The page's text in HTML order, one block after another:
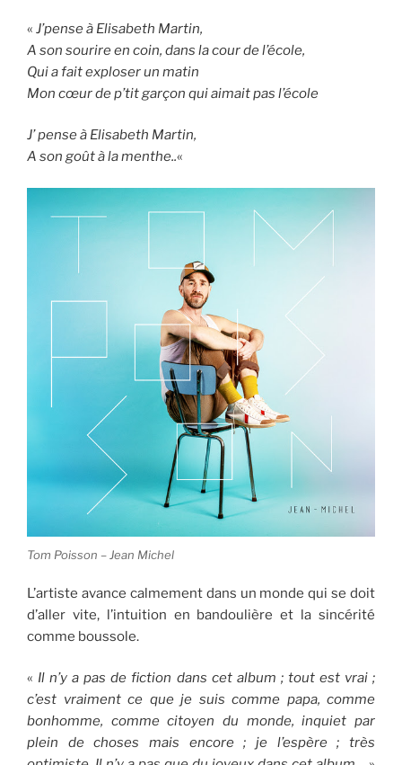
« J’pense à Elisabeth Martin,
A son sourire en coin, dans la cour de l’école,
Qui a fait exploser un matin
Mon cœur de p’tit garçon qui aimait pas l’école
J’ pense à Elisabeth Martin,
A son goût à la menthe..«
Tom Poisson – Jean Michel
L’artiste avance calmement dans un monde qui se doit
d’aller vite, l’intuition en bandoulière et la sincérité
comme boussole.
« Il n’y a pas de fiction dans cet album ; tout est vrai ;
c’est vraiment ce que je suis comme papa, comme
bonhomme, comme citoyen du monde, inquiet par
plein de choses mais encore ; je l’espère ; très